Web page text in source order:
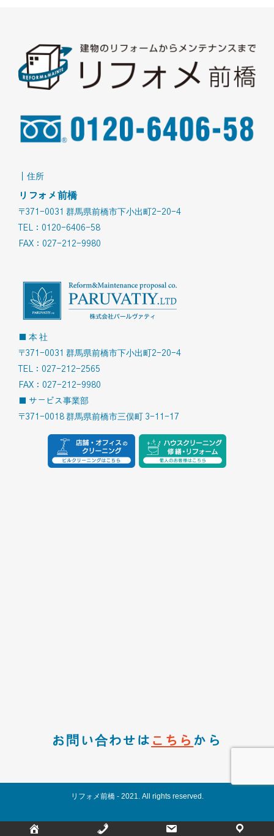
｜住所
リフォメ前橋
〒371-0031 群馬県前橋市下小出町2-20-4
TEL：0120-6406-58
FAX：027-212-9980
■ 本 社
〒371-0031 群馬県前橋市下小出町2-20-4
TEL：027-212-2565
FAX：027-212-9980
■ サービス事業部
〒371-0018 群馬県前橋市三俣町 3-11-17
お問い合わせは こちら から
リフォメ前橋 - 2021. All rights reserved.